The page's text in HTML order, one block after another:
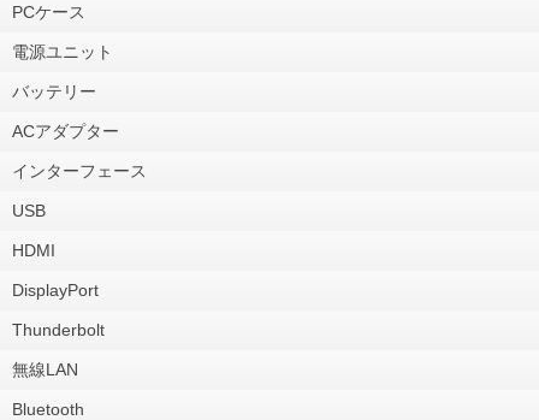
PCケース
電源ユニット
バッテリー
ACアダプター
インターフェース
USB
HDMI
DisplayPort
Thunderbolt
無線LAN
Bluetooth